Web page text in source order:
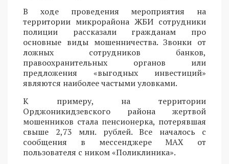
В ходе проведения мероприятия на
территории микрорайона ЖБИ сотрудники
полиции рассказали гражданам про
основные виды мошенничества. Звонки от
ложных сотрудников банков,
правоохранительных органов или
предложения «выгодных инвестиций»
являются наиболее частыми уловками.
К примеру, на территории
Орджоникидзевского района жертвой
мошенников стала пенсионерка, потерявшая
свыше 2,73 млн. рублей. Все началось с
сообщения в мессенджере MAX от
пользователя с ником «Поликлиника».